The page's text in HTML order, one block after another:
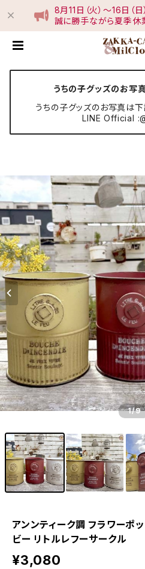
8月11日（火）〜16日（日
誠に勝手ながら夏季休
うちの子グッズのお写
うちの子グッズのお写真は
LINE Official
1/9
アンンティーク調 フラワーポ
ビー リトルレフーサークル
¥3,080